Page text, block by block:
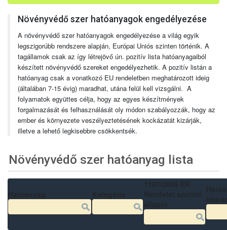
Növényvédő szer hatóanyagok engedélyezése
A növényvédő szer hatóanyagok engedélyezése a világ egyik
legszigorúbb rendszere alapján, Európai Uniós szinten történik. A
tagállamok csak az így létrejövő ún. pozitív lista hatóanyagaiból
készített növényvédő szereket engedélyezhetik. A pozitív listán a
hatóanyag csak a vonatkozó EU rendeletben meghatározott ideig
(általában 7-15 évig) maradhat, utána felül kell vizsgálni. A
folyamatok együttes célja, hogy az egyes készítmények
forgalmazását és felhasználását oly módon szabályozzák, hogy az
ember és környezete veszélyeztetésének kockázatát kizárják,
illetve a lehető legkisebbre csökkentsék.
Növényvédő szer hatóanyag lista